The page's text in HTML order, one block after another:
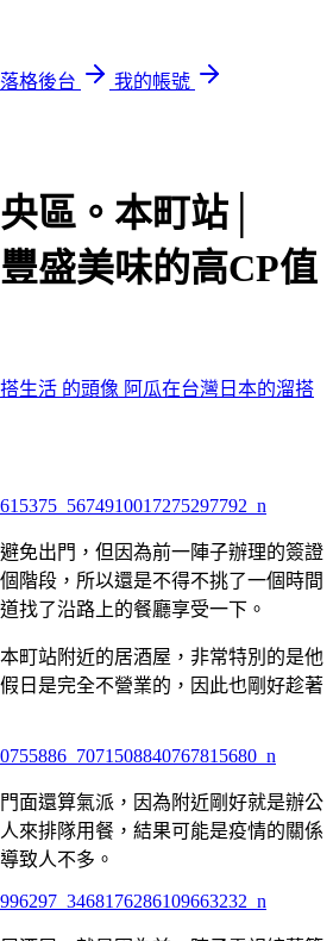
格後台
我的帳號
區。本町站│
盛美味的高CP值
阿瓜在台灣日本的溜搭
免出門，但因為前一陣子辦理的簽證
階段，所以還是不得不挑了一個時間
找了沿路上的餐廳享受一下。
町站附近的居酒屋，非常特別的是他
日是完全不營業的，因此也剛好趁著
面還算氣派，因為附近剛好就是辦公
來排隊用餐，結果可能是疫情的關係
致人不多。